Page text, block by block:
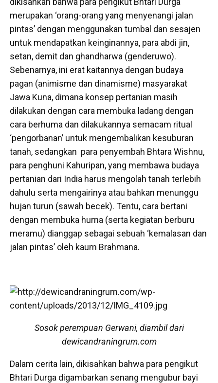
merupakan ‘orang-orang yang menyenangi jalan
pintas’ dengan menggunakan tumbal dan sesajen
untuk mendapatkan keinginannya, para abdi jin,
setan, demit dan ghandharwa (genderuwo).
Sebenarnya, ini erat kaitannya dengan budaya
pagan (animisme dan dinamisme) masyarakat
Jawa Kuna, dimana konsep pertanian masih
dilakukan dengan cara membuka ladang dengan
cara berhuma dan dilakukannya semacam ritual
‘pengorbanan’ untuk mengembalikan kesuburan
tanah, sedangkan para penyembah Bhtara Wishnu,
para penghuni Kahuripan, yang membawa budaya
pertanian dari India harus mengolah tanah terlebih
dahulu serta mengairinya atau bahkan menunggu
hujan turun (sawah becek). Tentu, cara bertani
dengan membuka huma (serta kegiatan berburu
meramu) dianggap sebagai sebuah ‘kemalasan dan
jalan pintas’ oleh kaum Brahmana.
Sosok perempuan Gerwani, diambil dari
dewicandraningrum.com
Dalam cerita lain, dikisahkan bahwa para pengikut
Bhtari Durga digambarkan senang mengubur bayi